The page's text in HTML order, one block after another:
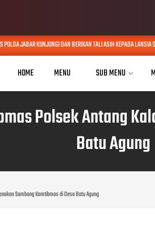
JABAR KUNJUNGI DAN BERIKAN TALI ASIH KEPADA LANSIA
HOME MENU SUB MENU
Polsek Antang
Batu Agung
Sambang Kamtibmas di Desa Batu Agung